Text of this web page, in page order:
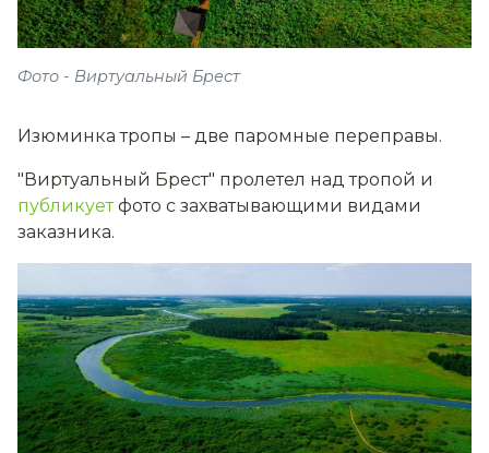
Фото - Виртуальный Брест
Изюминка тропы – две паромные переправы.
"Виртуальный Брест" пролетел над тропой и
публикуетфото с захватывающими видами
заказника.